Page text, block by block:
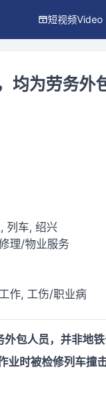
短视频Video
均为劳务外
列车, 绍兴
理/物业服务
作, 工伤/职业病
包人员，并非地铁
业时被检修列车撞